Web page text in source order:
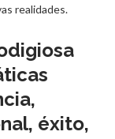
realidades.
éxito,